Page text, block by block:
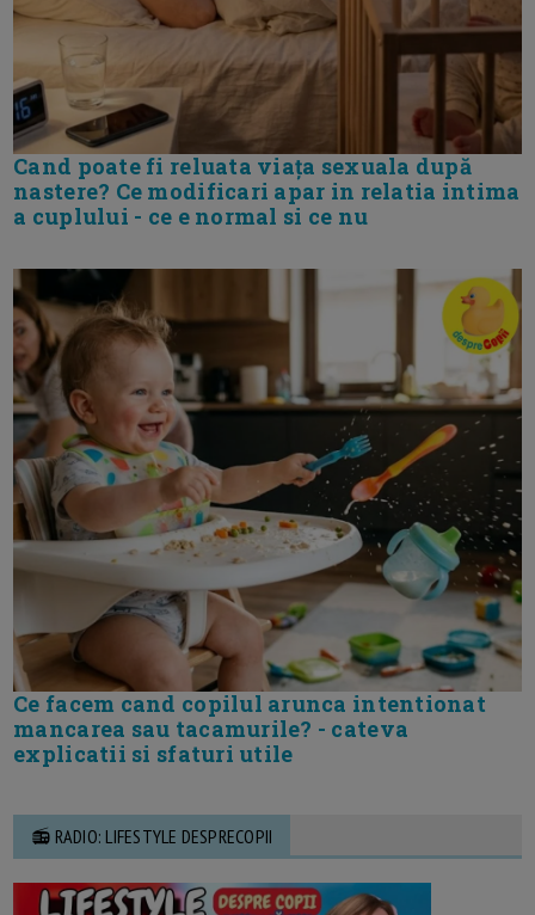
Cand poate fi reluata viața sexuala după
nastere? Ce modificari apar in relatia intima
a cuplului - ce e normal si ce nu
Ce facem cand copilul arunca intentionat
mancarea sau tacamurile? - cateva
explicatii si sfaturi utile
📻 RADIO: LIFESTYLE DESPRECOPII